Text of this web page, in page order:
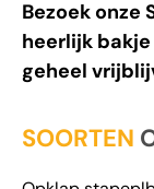
Bezoek onze
heerlijk bakje